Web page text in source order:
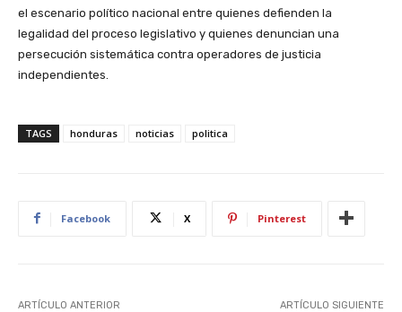
el escenario político nacional entre quienes defienden la
legalidad del proceso legislativo y quienes denuncian una
persecución sistemática contra operadores de justicia
independientes.
TAGS honduras noticias politica
Facebook X Pinterest
ARTÍCULO ANTERIOR ARTÍCULO SIGUIENTE